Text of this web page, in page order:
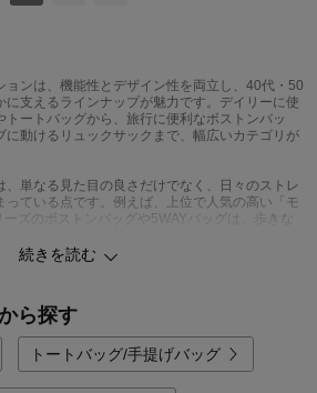
ョンは、機能性とデザイン性を両立し、40代・50
支えるラインナップが魅力です。デイリーに使
トートバッグから、旅行に便利なボストンバッ
に動けるリュックサックまで、幅広いカテゴリが
、単なる見た目の良さだけでなく、日々のストレ
っている点です。例えば、上位で人気の高い「モ
ズのボストンバッグや5WAYバッグは、歩きな
も話題です。また、軽量なナイロン素材にはっ水
添える本革（レザー）バッグも豊富です。ダコタ
）といった信頼のブランドから、軽量化に
ンドバッグなど、重いバッグが苦手になりがちな
な選択肢が揃っています。
続きを読む
ら探す
トートバッグ/手提げバッグ